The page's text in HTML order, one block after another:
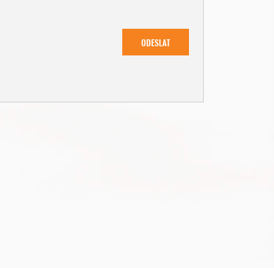
ODESLAT